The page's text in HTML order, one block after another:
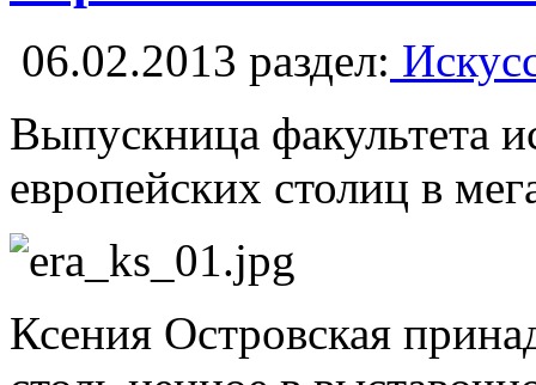
06.02.2013 раздел:
Выпускница факультета
европейских столиц в
Ксения Островская